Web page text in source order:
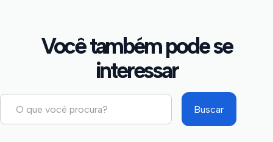
Você também pode se
interessar